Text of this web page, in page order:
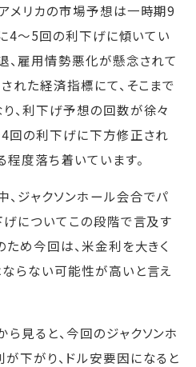
メリカの市場予想は一時期9
4～5回の利下げに傾いてい
、雇用情勢悪化が懸念されて
れた経済指標にて、そこまで
、利下げ予想の回数が徐々
回の利下げに下方修正され
程度落ち着いています。
ジャクソンホール会合でパ
についてこの段階で言及す
ため今回は、米金利を大きく
らない可能性が高いと言え
見ると、今回のジャクソンホ
下がり、ドル安要因になると